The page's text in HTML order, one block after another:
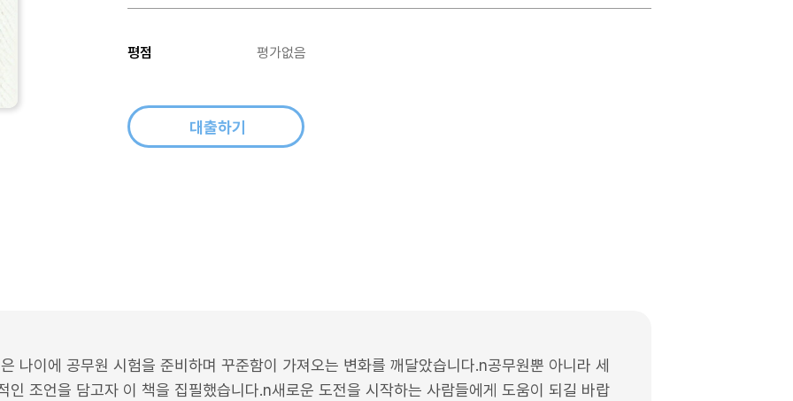
평점 평가없음
대출하기
나이에 공무원 시험을 준비하며 꾸준함이 가져오는 변화를 깨달았습니다.n공무원뿐 아니라 세
인 조언을 담고자 이 책을 집필했습니다.n새로운 도전을 시작하는 사람들에게 도움이 되길 바랍